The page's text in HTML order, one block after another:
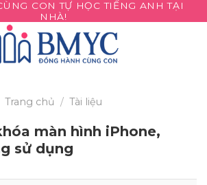
CON TỰ HỌC TIẾNG ANH TẠI
NHÀ!
Trang chủ / Tài liệu
màn hình iPhone,
sử dụng